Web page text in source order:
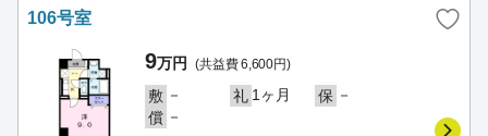
106号室
9万円 (共益費 6,600円)
敷 － 礼 1ヶ月 保 －
償 －